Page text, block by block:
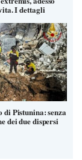
I dettagli
di Pistunina: senza
dei due dispersi